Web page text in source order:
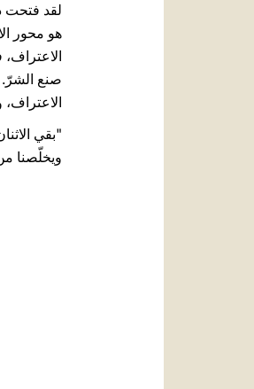
لقد فتحت
هو محور
صنع الشرّ.
"بقي
ويخلّصنا